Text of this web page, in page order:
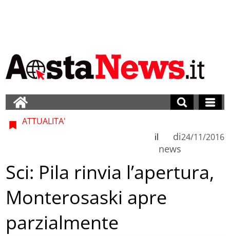
ATTUALITA'
di
news
il 24/11/2016
Sci: Pila rinvia l’apertura,
Monterosaski apre
parzialmente